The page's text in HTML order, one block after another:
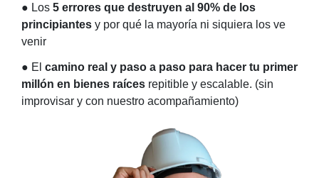
● Los 5 errores que destruyen al 90% de los
principiantes y por qué la mayoría ni siquiera los ve
venir
● El camino real y paso a paso para hacer tu primer
millón en bienes raíces repitible y escalable. (sin
improvisar y con nuestro acompañamiento)